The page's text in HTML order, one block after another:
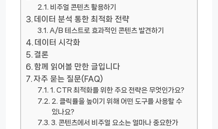
비주얼 콘텐츠 활용하기
데이터 분석 통한 최적화 전략
A/B 테스트로 효과적인 콘텐츠 발견하기
데이터 시각화
결론
함께 읽어볼 만한 글입니다
자주 묻는 질문(FAQ)
1. CTR 최적화를 위한 주요 전략은 무엇인가요?
2. 클릭률을 높이기 위해 어떤 도구를 사용할 수
있나요?
3. 콘텐츠에서 비주얼 요소는 얼마나 중요한가